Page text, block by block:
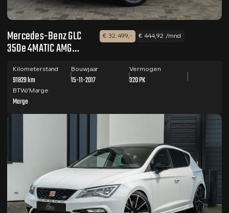
Mercedes-Benz GLC
350e 4MATIC AMG
CAMERA
€ 32.499,- € 444,92 /mnd
Kilometerstand
91829 km
Bouwjaar
15-11-2017
Vermogen
320 PK
BTW/Marge
Marge